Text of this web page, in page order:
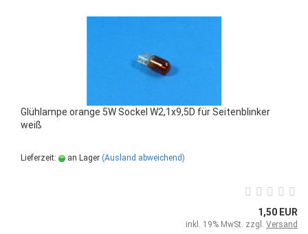
Glühlampe orange 5W Sockel W2,1x9,5D für Seitenblinker
weiß
Lieferzeit: an Lager (Ausland abweichend)
1,50 EUR
inkl. 19% MwSt. zzgl. Versand